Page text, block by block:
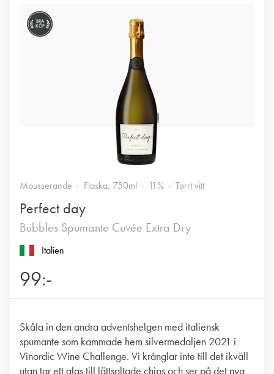
BRA
KÖP
Mousserande Flaska, 750ml 11% Torrt vitt
Perfect day
Bubbles Spumante Cuvée Extra Dry
Italien
99:-
Skåla in den andra adventshelgen med italiensk
spumante som kammade hem silvermedaljen 2021 i
Vinordic Wine Challenge. Vi krånglar inte till det ikväll
utan tar ett glas till lättsaltade chips och ser på det nya